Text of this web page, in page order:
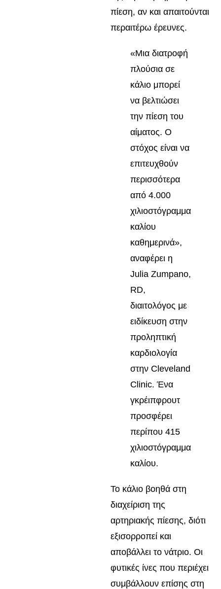
πίεση, αν και απαιτούνται
περαιτέρω έρευνες.
«Μια διατροφή
πλούσια σε
κάλιο μπορεί
να βελτιώσει
την πίεση του
αίματος. Ο
στόχος είναι να
επιτευχθούν
περισσότερα
από 4.000
χιλιοστόγραμμα
καλίου
καθημερινά»,
αναφέρει η
Julia Zumpano,
RD,
διαιτολόγος με
ειδίκευση στην
προληπτική
καρδιολογία
στην Cleveland
Clinic. Ένα
γκρέιπφρουτ
προσφέρει
περίπου 415
χιλιοστόγραμμα
καλίου.
Το κάλιο βοηθά στη
διαχείριση της
αρτηριακής πίεσης, διότι
εξισορροπεί και
αποβάλλει το νάτριο. Οι
φυτικές ίνες που περιέχει
συμβάλλουν επίσης στη